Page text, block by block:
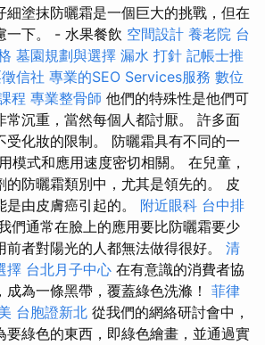
細塗抹防曬霜是一個巨大的挑戰，但在
一下。 - 水果餐飲 空間設計 養老院 台
墓園規劃與選擇 漏水 打針 記帳士推
信社 專業的SEO Services服務 數位
程 專業整骨師 他們的特殊性是他們可
常沉重，當然每個人都討厭。 許多面
受化妝的限制。 防曬霜具有不同的一
模式和應用速度密切相關。 在兒童，
的防曬霜類別中，尤其是領先的。 皮
由皮膚癌引起的。 附近眼科 台中排
們通常在臉上的應用要比防曬霜要少
者對陽光的人都無法做得很好。 清
擇 台北月子中心 在有意識的消費者協
為一條黑帶，覆蓋綠色洗滌！ 菲律
台胞證新北 從我們的網絡研討會中，
要綠色的東西，即綠色繪畫，並通過實